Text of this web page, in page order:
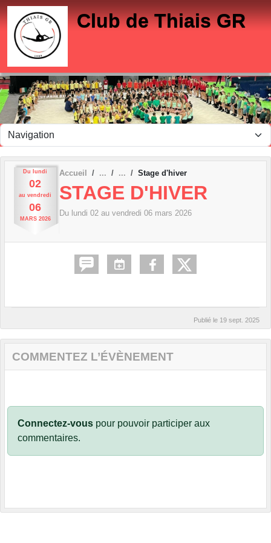
Club de Thiais GR
Du lundi
02
au vendredi
06
MARS 2026
Accueil Stage d'hiver
STAGE D'HIVER
Du lundi 02 au vendredi 06 mars 2026
Publié le 19 sept. 2025
COMMENTEZ L’ÉVÈNEMENT
Connectez-vous pour pouvoir participer aux
commentaires.
Panneau de gestion des cookies